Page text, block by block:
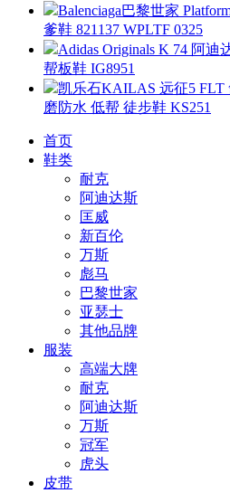
Balenciaga巴黎世家
爹鞋 821137 WPLTF 0325
Adidas Originals K 74 阿
帮板鞋 IG8951
凯乐石KAILAS 远征5 FLT
磨防水 低帮 徒步鞋 KS251
首页
鞋类
耐克
阿迪达斯
匡威
新百伦
万斯
彪马
巴黎世家
亚瑟士
其他品牌
服装
高端大牌
耐克
阿迪达斯
万斯
冠军
虎头
皮带